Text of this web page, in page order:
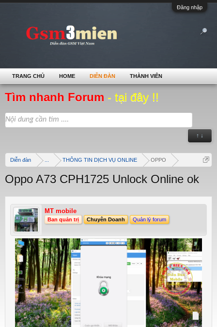
Đăng nhập
Tìm nhanh Forum - tại đây !!
↑ ↓
Diễn đàn THÔNG TIN DỊCH VỤ ONLINE OPPO
Oppo A73 CPH1725 Unlock Online ok
MT mobile
Ban quản trị Chuyên Doanh Quản lý forum
TRANG CHỦ HOME DIỄN ĐÀN THÀNH VIÊN